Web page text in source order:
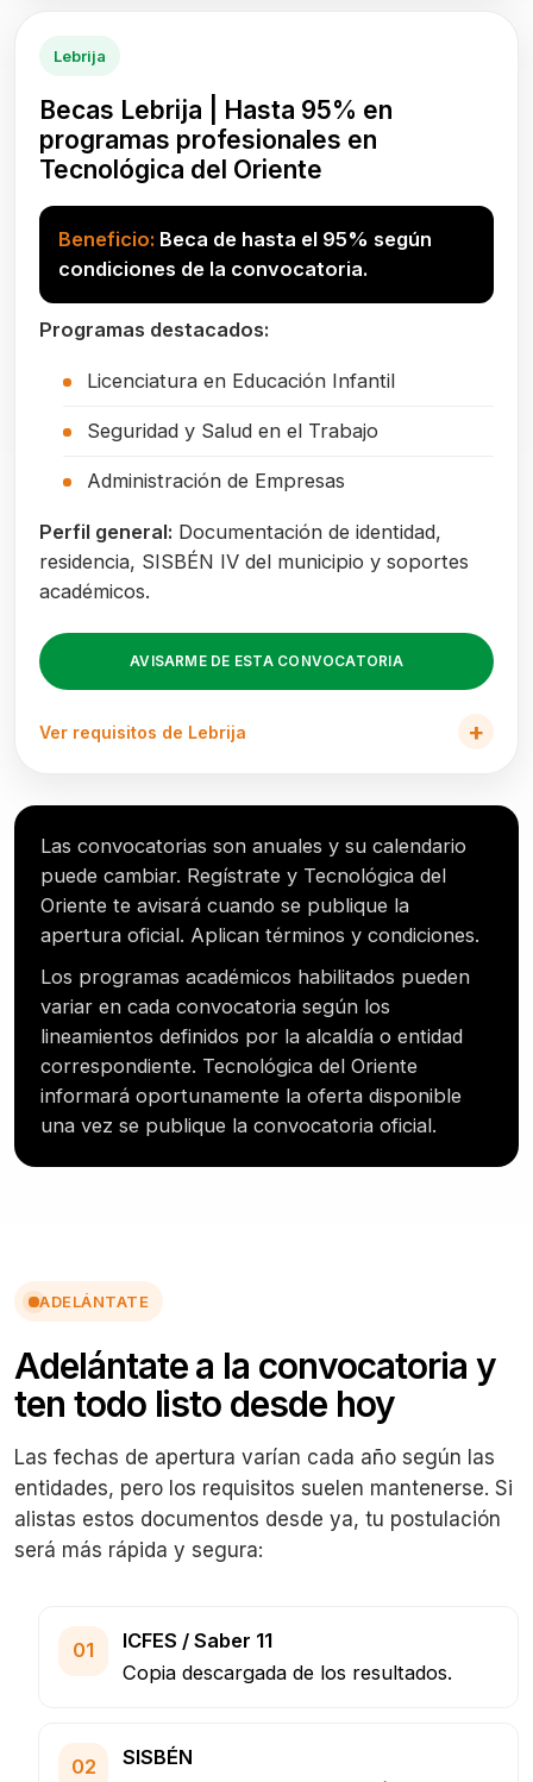
Lebrija
Becas Lebrija | Hasta 95% en
programas profesionales en
Tecnológica del Oriente
Beneficio: Beca de hasta el 95% según
condiciones de la convocatoria.
Programas destacados:
Licenciatura en Educación Infantil
Seguridad y Salud en el Trabajo
Administración de Empresas
Perfil general: Documentación de identidad,
residencia, SISBÉN IV del municipio y soportes
académicos.
AVISARME DE ESTA CONVOCATORIA
Ver requisitos de Lebrija
Las convocatorias son anuales y su calendario
puede cambiar. Regístrate y Tecnológica del
Oriente te avisará cuando se publique la
apertura oficial. Aplican términos y condiciones.
Los programas académicos habilitados pueden
variar en cada convocatoria según los
lineamientos definidos por la alcaldía o entidad
correspondiente. Tecnológica del Oriente
informará oportunamente la oferta disponible
una vez se publique la convocatoria oficial.
ADELÁNTATE
Adelántate a la convocatoria y
ten todo listo desde hoy
Las fechas de apertura varían cada año según las
entidades, pero los requisitos suelen mantenerse. Si
alistas estos documentos desde ya, tu postulación
será más rápida y segura:
01
ICFES / Saber 11
Copia descargada de los resultados.
02
SISBÉN